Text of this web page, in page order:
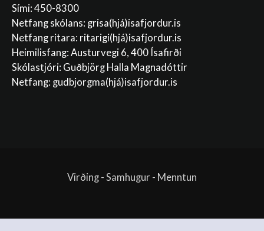
Sími: 450-8300
Netfang skólans: grisa(hjá)isafjordur.is
Netfang ritara: ritarigi(hjá)isafjordur.is
Heimilisfang: Austurvegi 6, 400 Ísafirði
Skólastjóri: Guðbjörg Halla Magnadóttir
Netfang: gudbjorgma(hjá)isafjordur.is
Virðing - Samhugur - Menntun